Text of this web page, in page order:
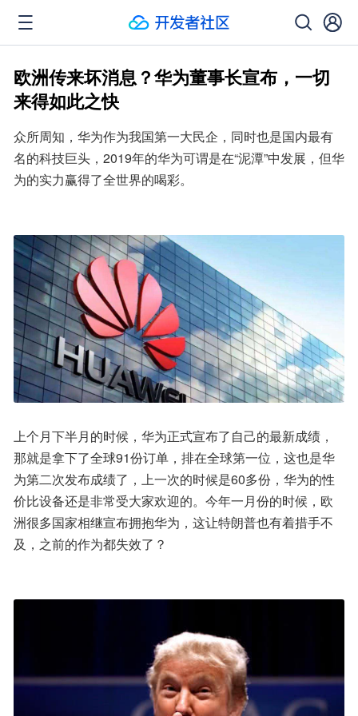
欧洲传来坏消息？华为董事长宣布，一切
来得如此之快
众所周知，华为作为我国第一大民企，同时也是国内最有
名的科技巨头，2019年的华为可谓是在“泥潭”中发展，但华
为的实力赢得了全世界的喝彩。
上个月下半月的时候，华为正式宣布了自己的最新成绩，
那就是拿下了全球91份订单，排在全球第一位，这也是华
为第二次发布成绩了，上一次的时候是60多份，华为的性
价比设备还是非常受大家欢迎的。今年一月份的时候，欧
洲很多国家相继宣布拥抱华为，这让特朗普也有着措手不
及，之前的作为都失效了？